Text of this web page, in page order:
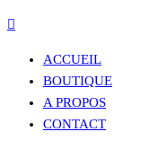
ACCUEIL
BOUTIQUE
A PROPOS
CONTACT